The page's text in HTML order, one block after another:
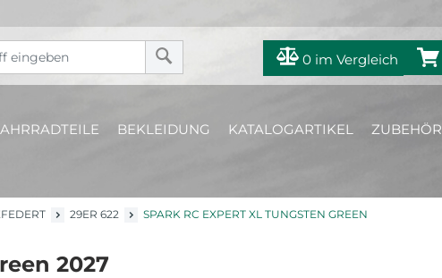
0 im Vergleich
BEKLEIDUNG KATALOGARTIKEL ZUBEHÖR
29ER 622 SPARK RC EXPERT XL TUNGSTEN GREEN
2027